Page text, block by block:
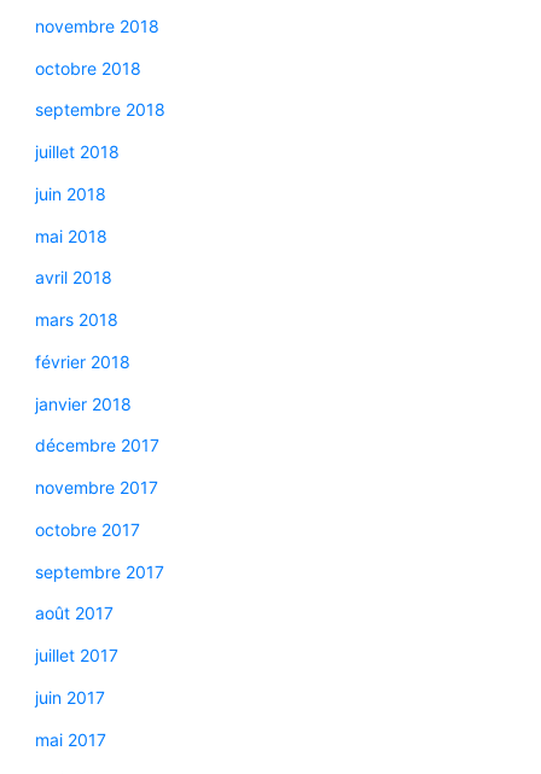
novembre 2018
octobre 2018
septembre 2018
juillet 2018
juin 2018
mai 2018
avril 2018
mars 2018
février 2018
janvier 2018
décembre 2017
novembre 2017
octobre 2017
septembre 2017
août 2017
juillet 2017
juin 2017
mai 2017